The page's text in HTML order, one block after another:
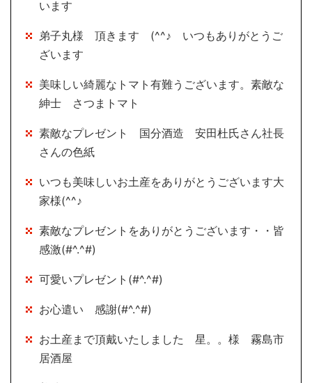
います
弟子丸様 頂きます (^^♪ いつもありがとうご
ざいます
美味しい綺麗なトマト有難うございます。素敵な
紳士 さつまトマト
素敵なプレゼント 国分酒造 安田杜氏さん社長
さんの色紙
いつも美味しいお土産をありがとうございます大
家様(^^♪
素敵なプレゼントをありがとうございます・・皆
感激(#^.^#)
可愛いプレゼント(#^.^#)
お心遣い 感謝(#^.^#)
お土産まで頂戴いたしました 星。。様 霧島市
居酒屋